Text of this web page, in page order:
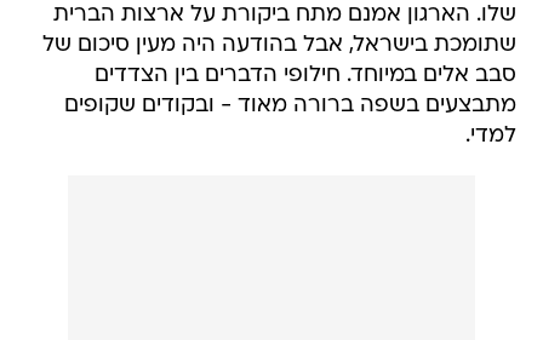
שלו. הארגון אמנם מתח ביקורת על ארצות הברית
שתומכת בישראל, אבל בהודעה היה מעין סיכום של
סבב אלים במיוחד. חילופי הדברים בין הצדדים
מתבצעים בשפה ברורה מאוד - ובקודים שקופים
למדי.